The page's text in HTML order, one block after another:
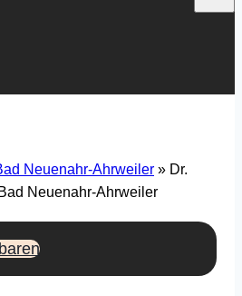
Neuenahr-Ahrweiler » Dr.
Neuenahr-Ahrweiler